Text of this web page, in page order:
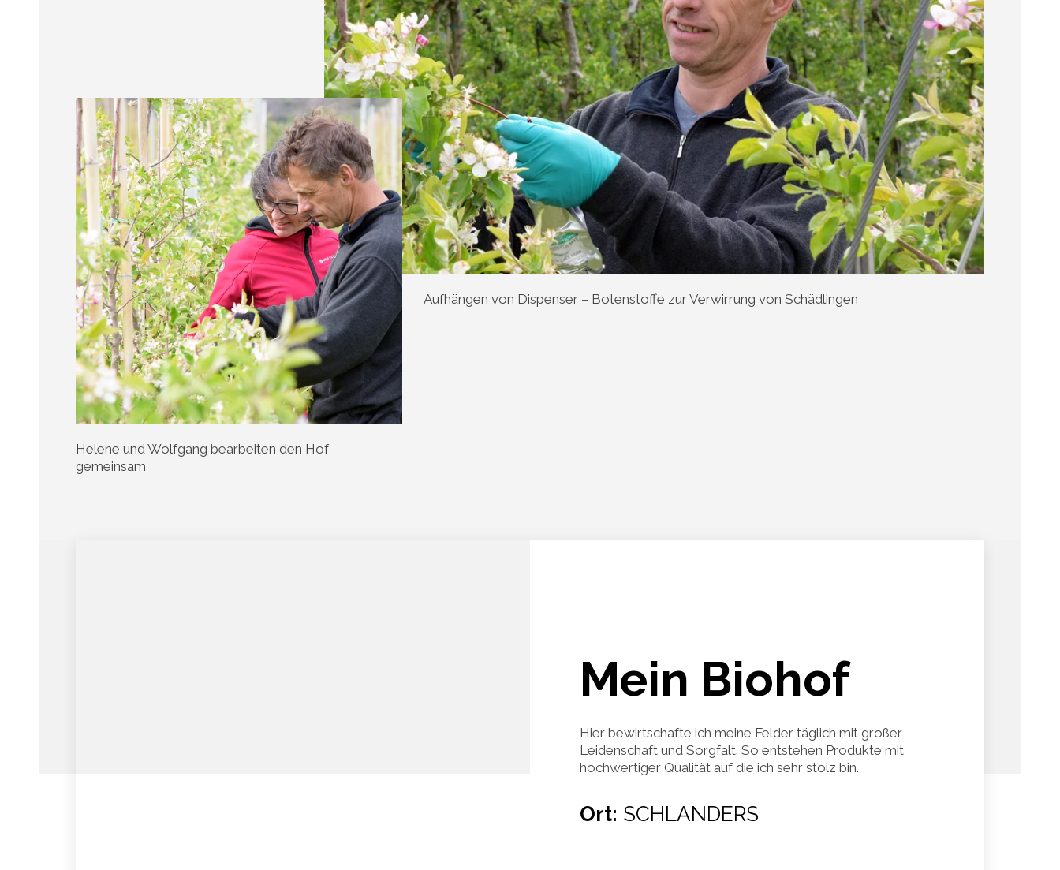
Aufhängen von Dispenser – Botenstoffe zur Verwirrung von Schädlingen
Helene und Wolfgang bearbeiten den Hof
gemeinsam
Mein Biohof
Hier bewirtschafte ich meine Felder täglich mit großer
Leidenschaft und Sorgfalt. So entstehen Produkte mit
hochwertiger Qualität auf die ich sehr stolz bin.
Ort: SCHLANDERS